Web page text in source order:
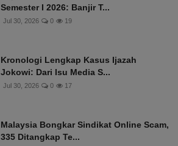
Semester I 2026: Banjir T...
Jul 30, 2026 0 19
Kronologi Lengkap Kasus Ijazah
Jokowi: Dari Isu Media S...
Jul 30, 2026 0 17
Malaysia Bongkar Sindikat Online Scam,
335 Ditangkap Te...